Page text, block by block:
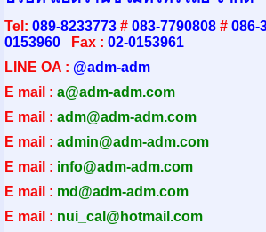
Tel: 089-8233773# 083-7790808# 086-
0153960
Fax : 02-0153961
LINE OA : @adm-adm
E mail : a@adm-adm.com
E mail : adm@adm-adm.com
E mail : admin@adm-ad m.com
E mail : info@adm-adm.com
E mail : md@adm-adm.com
E mail : nui_cal@hotmail.com